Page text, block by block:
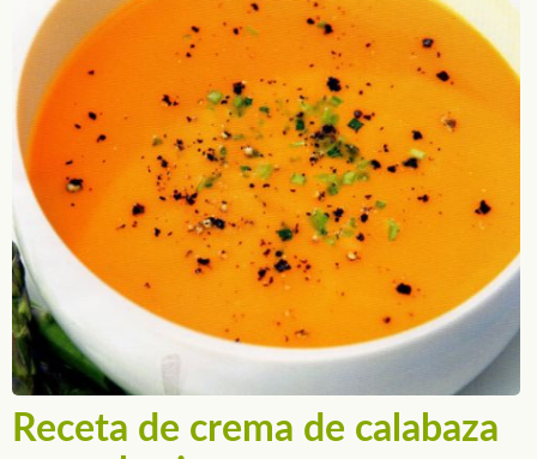
Receta de crema de calabaza